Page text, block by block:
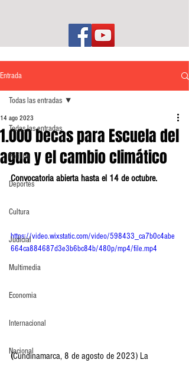
Entrada
Todas las entradas
Política
Deportes
Cultura
Judicial
Multimedia
Economia
Internacional
Nacional
Todas las entradas
1.000 becas para Escuela del
agua y el cambio climático
14 ago 2023
Convocatoria abierta hasta el 14 de octubre.
https://video.wixstatic.com/video/598433_ca7b0c4abe
664ca884687d3e3b6bc84b/480p/mp4/file.mp4
(Cundinamarca, 8 de agosto de 2023) La